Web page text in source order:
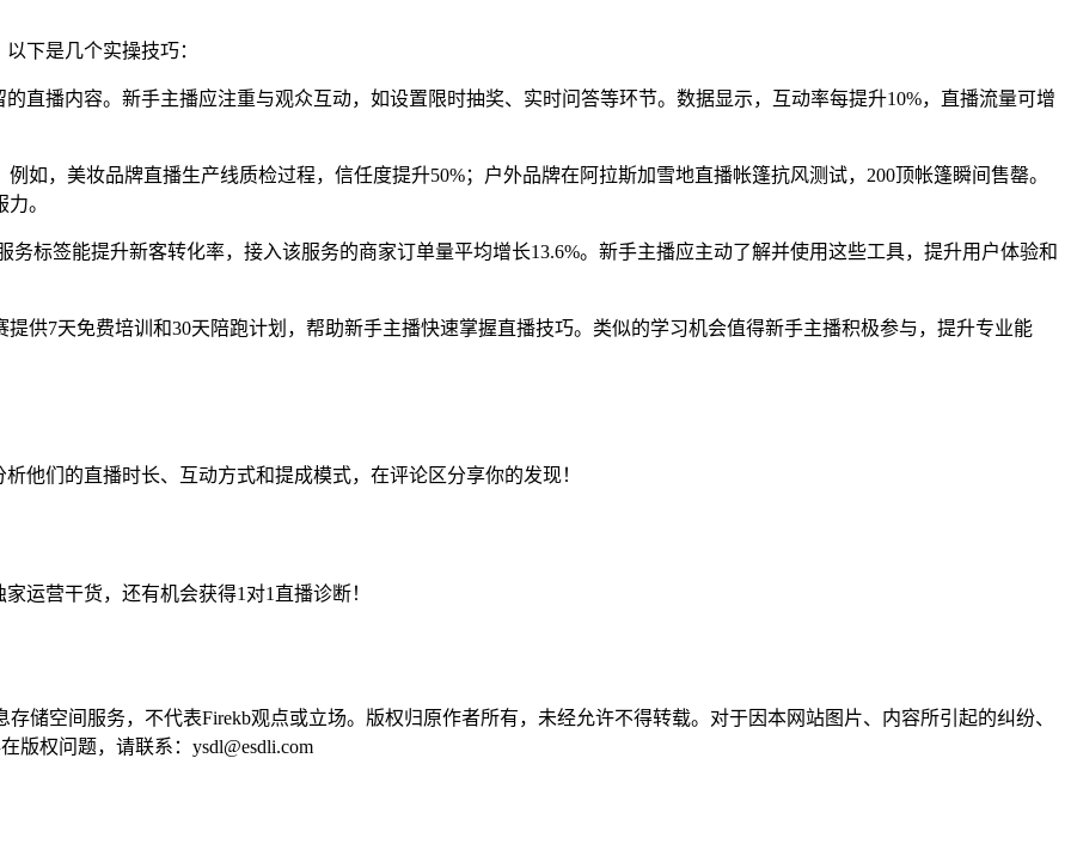
下是几个实操技巧：
直播内容。新手主播应注重与观众互动，如设置限时抽奖、实时问答等环节。数据显示，互动率每提升10%，直播流量可增
如，美妆品牌直播生产线质检过程，信任度提升50%；户外品牌在阿拉斯加雪地直播帐篷抗风测试，200顶帐篷瞬间售罄。
。
务标签能提升新客转化率，接入该服务的商家订单量平均增长13.6%。新手主播应主动了解并使用这些工具，提升用户体验和
供7天免费培训和30天陪跑计划，帮助新手主播快速掌握直播技巧。类似的学习机会值得新手主播积极参与，提升专业能
他们的直播时长、互动方式和提成模式，在评论区分享你的发现！
运营干货，还有机会获得1对1直播诊断！
储空间服务，不代表Firekb观点或立场。版权归原作者所有，未经允许不得转载。对于因本网站图片、内容所引起的纠纷、
版权问题，请联系：ysdl@esdli.com